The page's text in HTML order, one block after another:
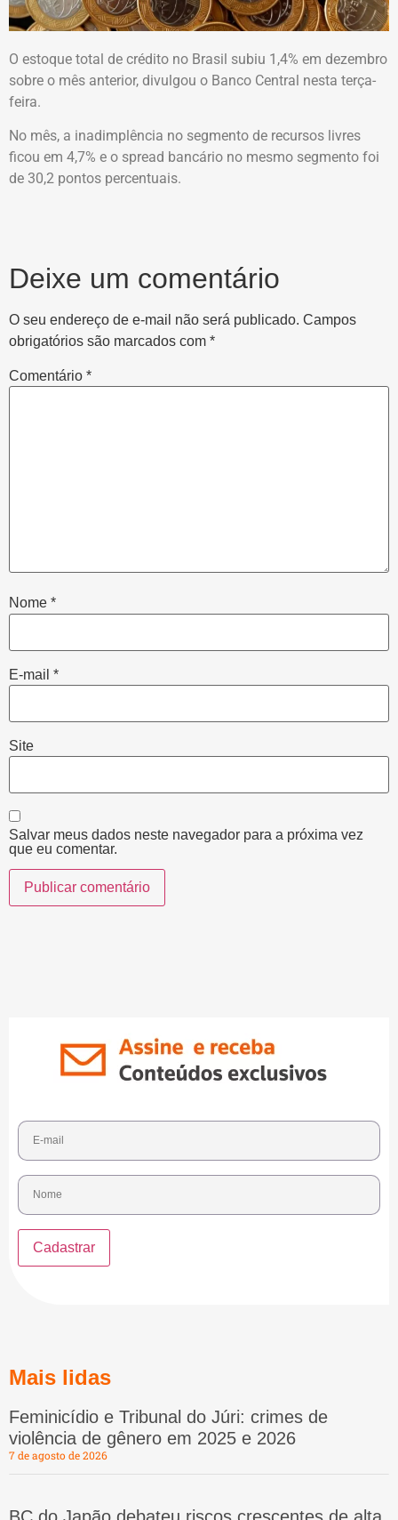
O estoque total de crédito no Brasil subiu 1,4% em dezembro
sobre o mês anterior, divulgou o Banco Central nesta terça-
feira.
No mês, a inadimplência no segmento de recursos livres
ficou em 4,7% e o spread bancário no mesmo segmento foi
de 30,2 pontos percentuais.
Deixe um comentário
O seu endereço de e-mail não será publicado. Campos
obrigatórios são marcados com *
Comentário *
Nome *
E-mail *
Site
Salvar meus dados neste navegador para a próxima vez
que eu comentar.
Mais lidas
Feminicídio e Tribunal do Júri: crimes de
violência de gênero em 2025 e 2026
7 de agosto de 2026